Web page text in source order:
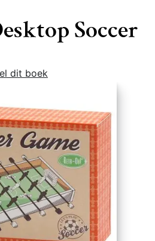
Soccer
dit boek